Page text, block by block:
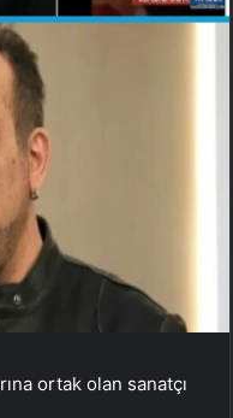
ortak olan sanatçı